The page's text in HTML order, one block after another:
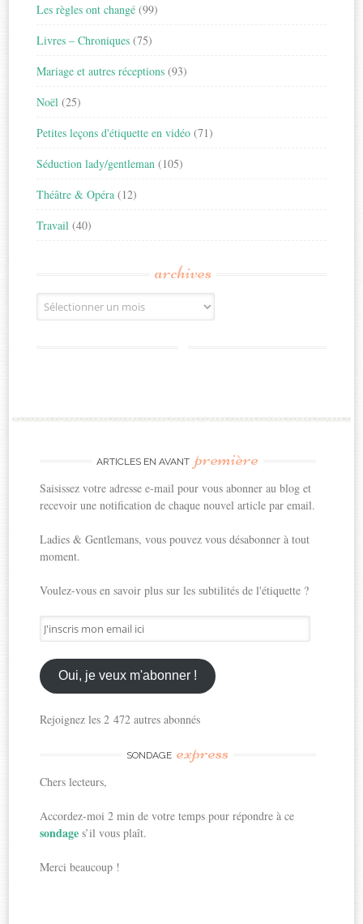
Les règles ont changé (99)
Livres – Chroniques (75)
Mariage et autres réceptions (93)
Noël (25)
Petites leçons d'étiquette en vidéo (71)
Séduction lady/gentleman (105)
Théâtre & Opéra (12)
Travail (40)
archives
Archives
ARTICLES EN AVANT première
Saisissez votre adresse e-mail pour vous abonner au blog et
recevoir une notification de chaque nouvel article par email.
Ladies & Gentlemans, vous pouvez vous désabonner à tout
moment.
Voulez-vous en savoir plus sur les subtilités de l'étiquette ?
J'inscris
mon
email
ici
Oui, je veux m'abonner !
Rejoignez les 2 472 autres abonnés
SONDAGE express
Chers lecteurs,
Accordez-moi 2 min de votre temps pour répondre à ce
sondages’il vous plaît.
Merci beaucoup !